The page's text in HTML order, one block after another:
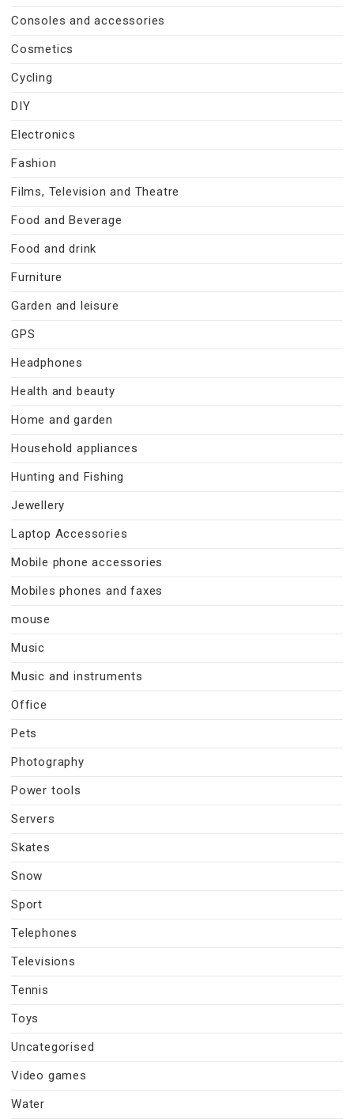
Consoles and accessories
Cosmetics
Cycling
DIY
Electronics
Fashion
Films, Television and Theatre
Food and Beverage
Food and drink
Furniture
Garden and leisure
GPS
Headphones
Health and beauty
Home and garden
Household appliances
Hunting and Fishing
Jewellery
Laptop Accessories
Mobile phone accessories
Mobiles phones and faxes
mouse
Music
Music and instruments
Office
Pets
Photography
Power tools
Servers
Skates
Snow
Sport
Telephones
Televisions
Tennis
Toys
Uncategorised
Video games
Water